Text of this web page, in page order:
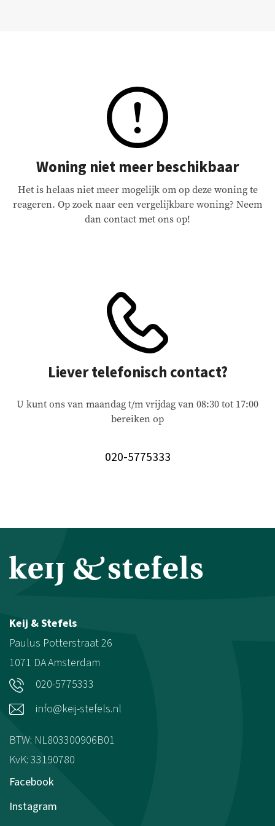
Daarnaast geldt te allen tijde het voorbehoud van
instemming van de eigena(a)r(en) van het object voor de
totstandkoming van een overeenkomst.
© 2025 – Keij & Stefels. Alle rechten voorbehouden.
Woning niet meer beschikbaar
Het is helaas niet meer mogelijk om op deze woning te
reageren. Op zoek naar een vergelijkbare woning? Neem
dan contact met ons op!
Liever telefonisch contact?
U kunt ons van maandag t/m vrijdag van 08:30 tot 17:00
bereiken op
020-5775333
Keij & Stefels
Paulus Potterstraat 26
1071 DAAmsterdam
020-5775333
info@keij-stefels.nl
BTW: NL803300906B01
KvK: 33190780
Facebook
Instagram